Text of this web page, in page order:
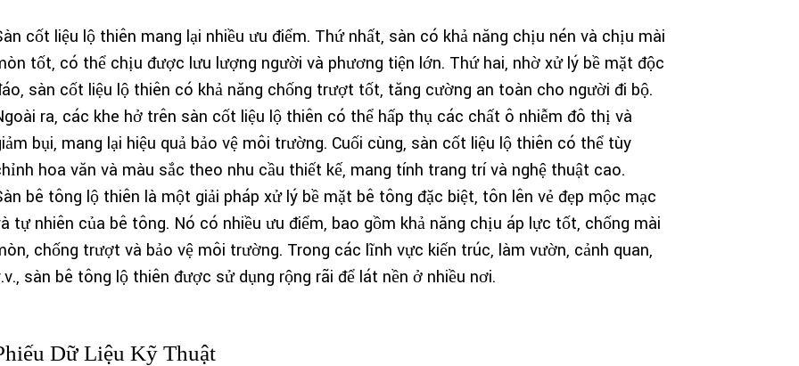
cốt liệu lộ thiên mang lại nhiều ưu điểm. Thứ nhất, sàn có khả năng chịu nén và chịu mài
tốt, có thể chịu được lưu lượng người và phương tiện lớn. Thứ hai, nhờ xử lý bề mặt độc
sàn cốt liệu lộ thiên có khả năng chống trượt tốt, tăng cường an toàn cho người đi bộ.
ra, các khe hở trên sàn cốt liệu lộ thiên có thể hấp thụ các chất ô nhiễm đô thị và
bụi, mang lại hiệu quả bảo vệ môi trường. Cuối cùng, sàn cốt liệu lộ thiên có thể tùy
hoa văn và màu sắc theo nhu cầu thiết kế, mang tính trang trí và nghệ thuật cao.
bê tông lộ thiên là một giải pháp xử lý bề mặt bê tông đặc biệt, tôn lên vẻ đẹp mộc mạc
tự nhiên của bê tông. Nó có nhiều ưu điểm, bao gồm khả năng chịu áp lực tốt, chống mài
chống trượt và bảo vệ môi trường. Trong các lĩnh vực kiến ​​trúc, làm vườn, cảnh quan,
sàn bê tông lộ thiên được sử dụng rộng rãi để lát nền ở nhiều nơi.
Dữ Liệu Kỹ Thuật